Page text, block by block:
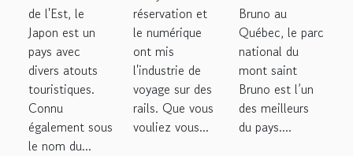
de l'Est, le
Japon est un
pays avec
divers atouts
touristiques.
Connu
également sous
le nom du...
voyage
pour son
excursion
réservation et
le numérique
ont mis
l'industrie de
voyage sur des
rails. Que vous
vouliez vous...
du Mont
Saint
Bruno ?
Bruno au
Québec, le parc
national du
mont saint
Bruno est l’un
des meilleurs
du pays....